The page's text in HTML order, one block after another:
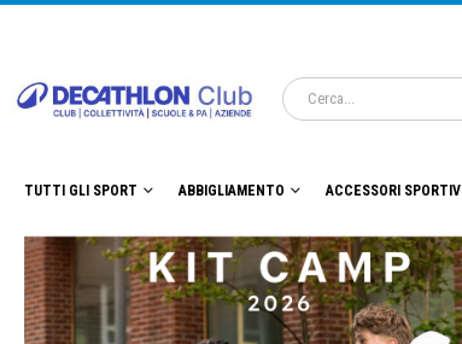
TUTTI GLI SPORT ABBIGLIAMENTO ACCESSORI SPORTIVI